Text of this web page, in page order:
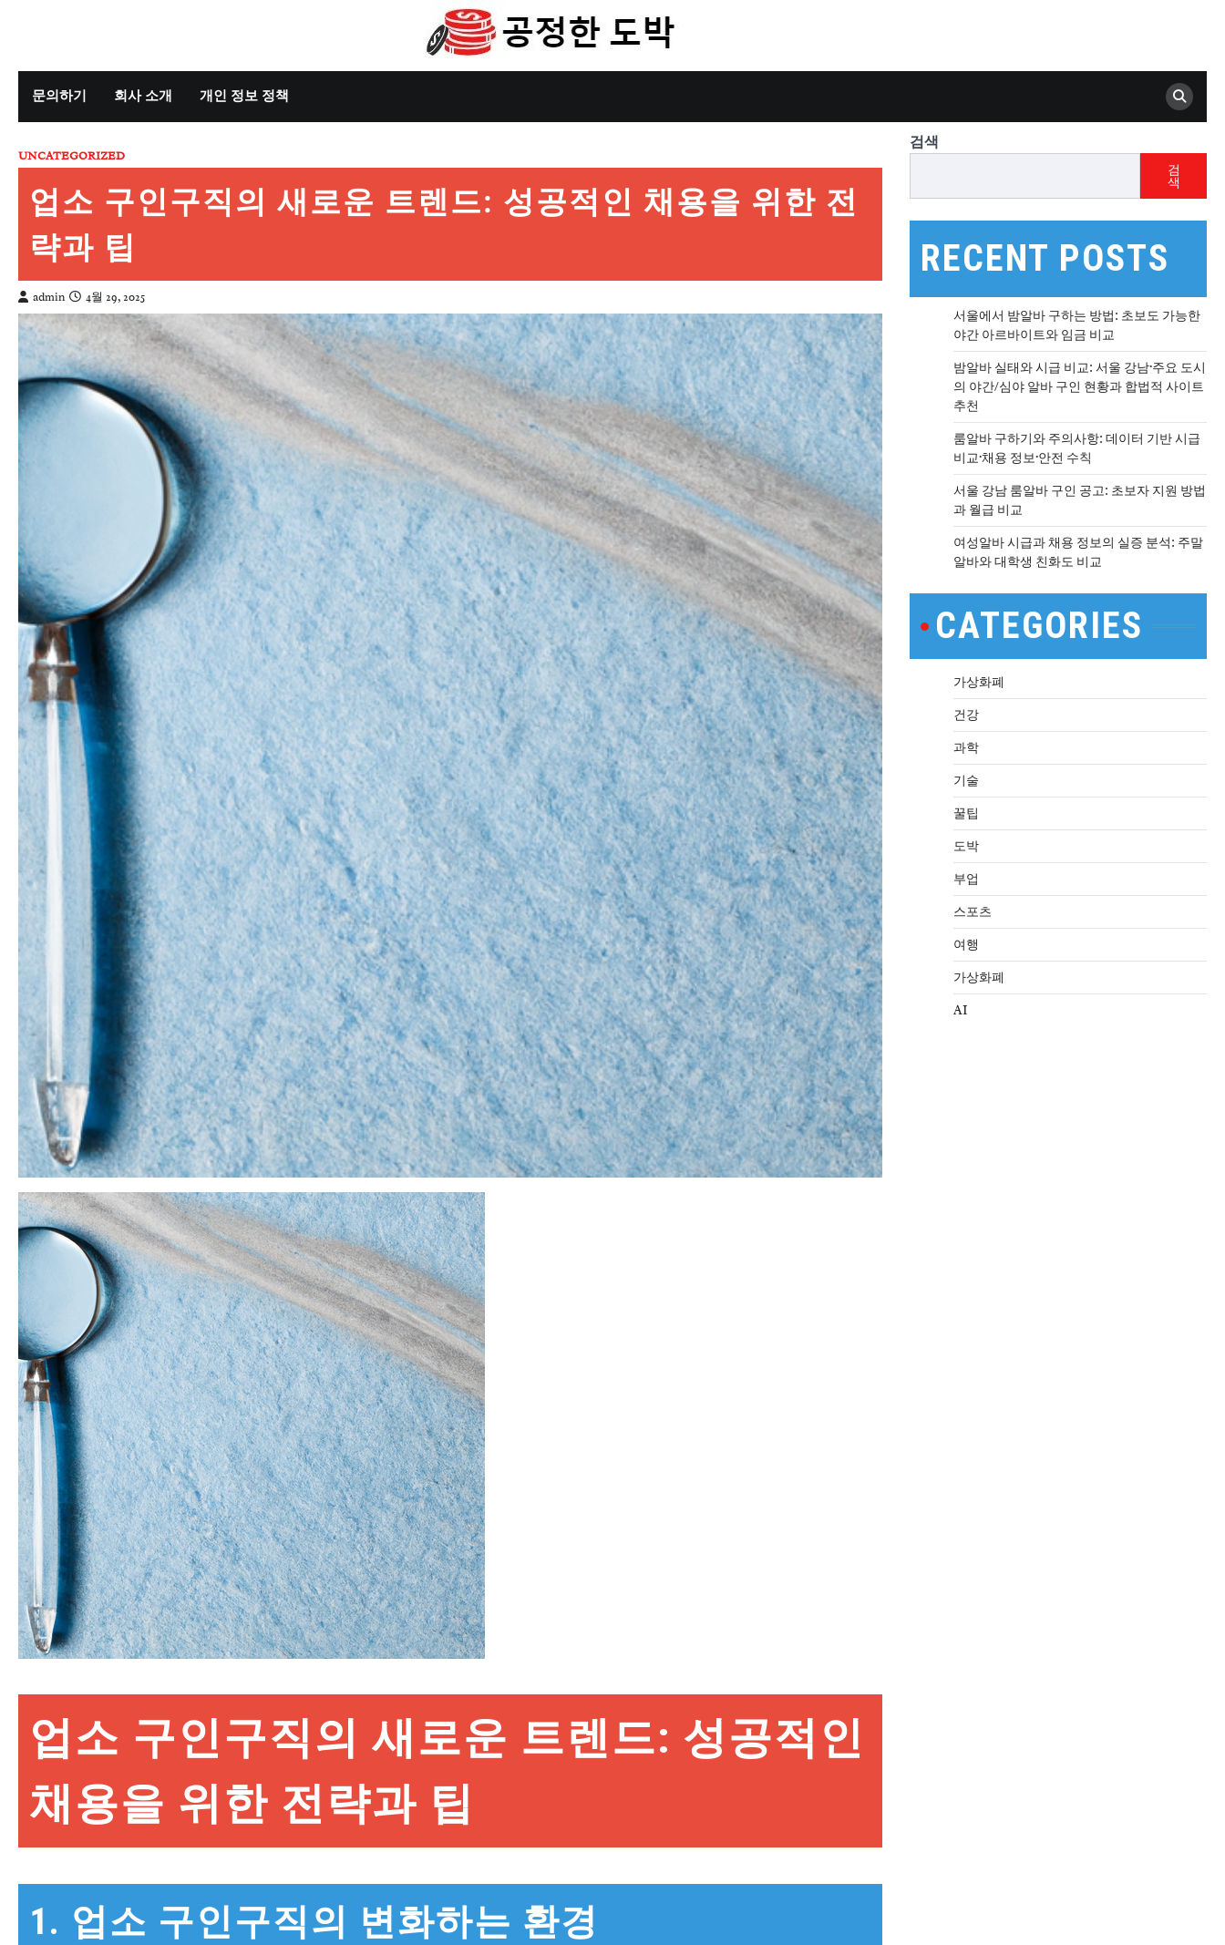
문의하기 회사 소개 개인 정보 정책
UNCATEGORIZED
업소 구인구직의 새로운 트렌드: 성공적인 채용을 위한 전
략과 팁
admin 4월 29, 2025
업소 구인구직의 새로운 트렌드: 성공적인
채용을 위한 전략과 팁
1. 업소 구인구직의 변화하는 환경
검색
검
색
RECENT POSTS
서울에서 밤알바 구하는 방법: 초보도 가능한
야간 아르바이트와 임금 비교
밤알바 실태와 시급 비교: 서울 강남·주요 도시
의 야간/심야 알바 구인 현황과 합법적 사이트
추천
룸알바 구하기와 주의사항: 데이터 기반 시급
비교·채용 정보·안전 수칙
서울 강남 룸알바 구인 공고: 초보자 지원 방법
과 월급 비교
여성알바 시급과 채용 정보의 실증 분석: 주말
알바와 대학생 친화도 비교
CATEGORIES
가상화폐
건강
과학
기술
꿀팁
도박
부업
스포츠
여행
가상화폐
AI